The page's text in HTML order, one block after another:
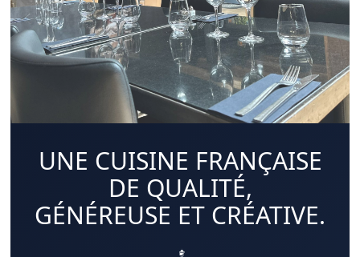
UNE CUISINE FRANÇAISE
DE QUALITÉ,
GÉNÉREUSE ET CRÉATIVE.